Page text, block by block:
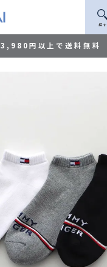
3,980円以上で送料無料
探 す